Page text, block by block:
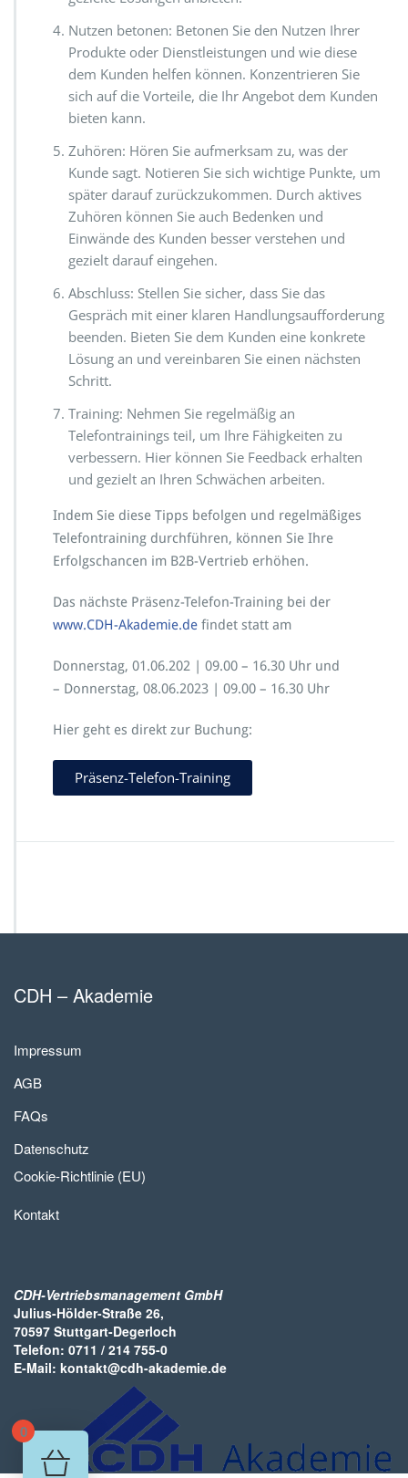
Nutzen betonen: Betonen Sie den Nutzen Ihrer
Produkte oder Dienstleistungen und wie diese
dem Kunden helfen können. Konzentrieren Sie
sich auf die Vorteile, die Ihr Angebot dem Kunden
bieten kann.
Zuhören: Hören Sie aufmerksam zu, was der
Kunde sagt. Notieren Sie sich wichtige Punkte, um
später darauf zurückzukommen. Durch aktives
Zuhören können Sie auch Bedenken und
Einwände des Kunden besser verstehen und
gezielt darauf eingehen.
Abschluss: Stellen Sie sicher, dass Sie das
Gespräch mit einer klaren Handlungsaufforderung
beenden. Bieten Sie dem Kunden eine konkrete
Lösung an und vereinbaren Sie einen nächsten
Schritt.
Training: Nehmen Sie regelmäßig an
Telefontrainings teil, um Ihre Fähigkeiten zu
verbessern. Hier können Sie Feedback erhalten
und gezielt an Ihren Schwächen arbeiten.
Indem Sie diese Tipps befolgen und regelmäßiges
Telefontraining durchführen, können Sie Ihre
Erfolgschancen im B2B-Vertrieb erhöhen.
Das nächste Präsenz-Telefon-Training bei der
www.CDH-Akademie.de findet statt am
Donnerstag, 01.06.202 | 09.00 – 16.30 Uhr und
– Donnerstag, 08.06.2023 | 09.00 – 16.30 Uhr
Hier geht es direkt zur Buchung:
Präsenz-Telefon-Training
CDH – Akademie
Impressum
AGB
FAQs
Datenschutz
Cookie-Richtlinie (EU)
Kontakt
CDH-Vertriebsmanagement GmbH
Julius-Hölder-Straße 26,
70597 Stuttgart-Degerloch
Telefon: 0711 / 214 755-0
E-Mail: kontakt@cdh-akademie.de
Your cart is empty!
0